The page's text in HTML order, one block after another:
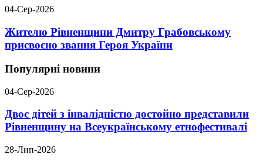
04-Сер-2026
Жителю Рівненщини Дмитру Грабовському
присвоєно звання Героя України
Популярні новини
04-Сер-2026
Двоє дітей з інвалідністю достойно представили
Рівненщину на Всеукраїнському етнофестивалі
28-Лип-2026